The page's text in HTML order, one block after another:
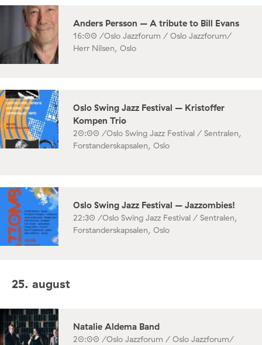
Anders Persson – A tribute to Bill Evans
16:00 /Oslo Jazzforum / Oslo Jazzforum/
Herr Nilsen, Oslo
Oslo Swing Jazz Festival – Kristoffer
Kompen Trio
20:00 /Oslo Swing Jazz Festival / Sentralen,
Forstanderskapsalen, Oslo
Oslo Swing Jazz Festival – Jazzombies!
22:30 /Oslo Swing Jazz Festival / Sentralen,
Forstanderskapsalen, Oslo
25. august
Natalie Aldema Band
20:00 /Oslo Jazzforum / Oslo Jazzforum/